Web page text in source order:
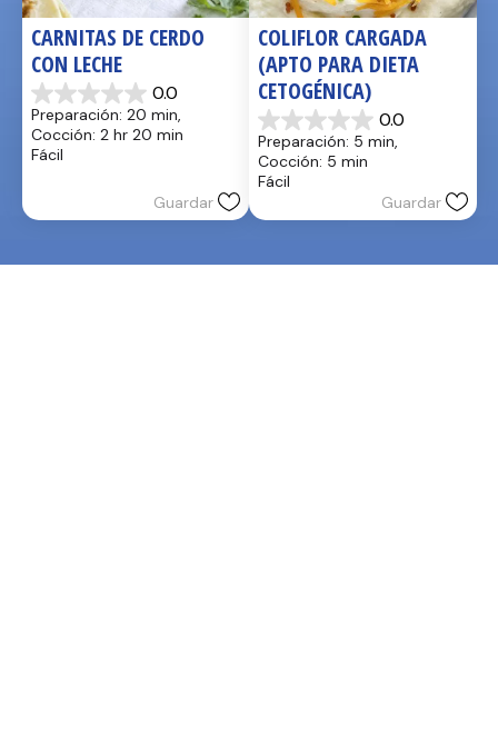
CARNITAS DE CERDO
CON LECHE
0.0
0.0
de
5
estrellas.
Preparación: 20 min,
Cocción: 2 hr 20 min
Fácil
Guardar
COLIFLOR CARGADA
(APTO PARA DIETA
CETOGÉNICA)
0.0
0.0
de
5
estrellas.
Preparación: 5 min,
Cocción: 5 min
Fácil
Guardar